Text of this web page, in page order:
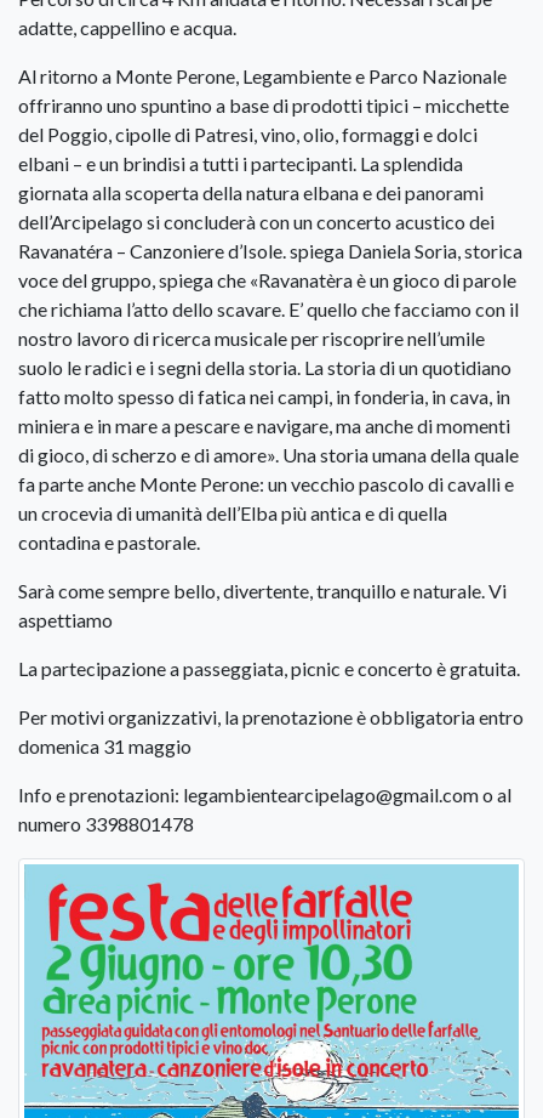
adatte, cappellino e acqua.
Al ritorno a Monte Perone, Legambiente e Parco Nazionale
offriranno uno spuntino a base di prodotti tipici – micchette
del Poggio, cipolle di Patresi, vino, olio, formaggi e dolci
elbani – e un brindisi a tutti i partecipanti. La splendida
giornata alla scoperta della natura elbana e dei panorami
dell’Arcipelago si concluderà con un concerto acustico dei
Ravanatéra – Canzoniere d’Isole. spiega Daniela Soria, storica
voce del gruppo, spiega che «Ravanatèra è un gioco di parole
che richiama l’atto dello scavare. E’ quello che facciamo con il
nostro lavoro di ricerca musicale per riscoprire nell’umile
suolo le radici e i segni della storia. La storia di un quotidiano
fatto molto spesso di fatica nei campi, in fonderia, in cava, in
miniera e in mare a pescare e navigare, ma anche di momenti
di gioco, di scherzo e di amore». Una storia umana della quale
fa parte anche Monte Perone: un vecchio pascolo di cavalli e
un crocevia di umanità dell’Elba più antica e di quella
contadina e pastorale.
Sarà come sempre bello, divertente, tranquillo e naturale. Vi
aspettiamo
La partecipazione a passeggiata, picnic e concerto è gratuita.
Per motivi organizzativi, la prenotazione è obbligatoria entro
domenica 31 maggio
Info e prenotazioni: legambientearcipelago@gmail.com o al
numero 3398801478